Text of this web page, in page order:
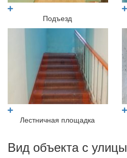
Подъезд
Лестничная площадка
Вид объекта с улицы